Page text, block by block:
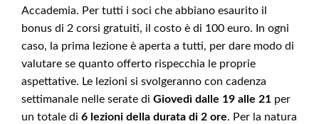
Accademia. Per tutti i soci che abbiano esaurito il
bonus di 2 corsi gratuiti, il costo è di 100 euro. In ogni
caso, la prima lezione è aperta a tutti, per dare modo di
valutare se quanto offerto rispecchia le proprie
aspettative. Le lezioni si svolgeranno con cadenza
settimanale nelle serate di Giovedì dalle 19 alle 21 per
un totale di 6 lezioni della durata di 2 ore. Per la natura